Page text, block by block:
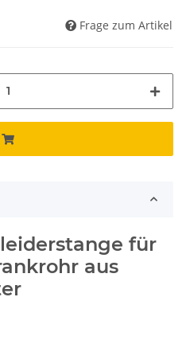
Frage zum Artikel
für
aus